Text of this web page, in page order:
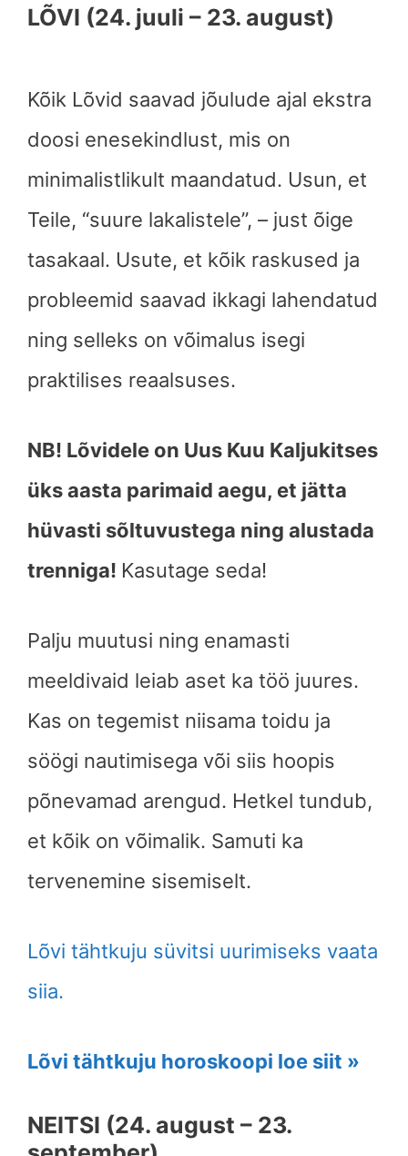
LÕVI (24. juuli – 23. august)
Kõik Lõvid saavad jõulude ajal ekstra
doosi enesekindlust, mis on
minimalistlikult maandatud. Usun, et
Teile, “suure lakalistele”, – just õige
tasakaal. Usute, et kõik raskused ja
probleemid saavad ikkagi lahendatud
ning selleks on võimalus isegi
praktilises reaalsuses.
NB! Lõvidele on Uus Kuu Kaljukitses
üks aasta parimaid aegu, et jätta
hüvasti sõltuvustega ning alustada
trenniga! Kasutage seda!
Palju muutusi ning enamasti
meeldivaid leiab aset ka töö juures.
Kas on tegemist niisama toidu ja
söögi nautimisega või siis hoopis
põnevamad arengud. Hetkel tundub,
et kõik on võimalik. Samuti ka
tervenemine sisemiselt.
Lõvi tähtkuju süvitsi uurimiseks vaata
siia.
Lõvi tähtkuju horoskoopi loe siit »
NEITSI (24. august – 23.